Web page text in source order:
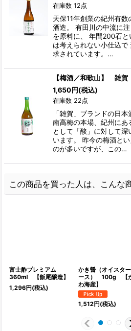
在庫数 12点
天保11年創業の紀州有
酒造。 有田川の中流に
を原料に、 年間200石
は考えられない小仕込で
求されています。…
【梅酒／和歌山】 雑
1,650円(税込)
在庫数 22点
「雑賀」ブランドの日本
南高梅の本場、紀州にあ
として「酸」に対して
います。 昨今の梅酒と
のが多いですが、この…
この商品を買った人は、こんな
富士酢プレミアム
360ml 【飯尾醸造】
1,296円(税込)
かき醤（オイスタ
ース） 100g 【
わ海産】
1,512円(税込)